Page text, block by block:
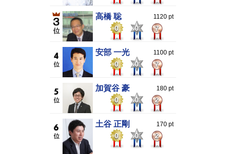
高橋 聡 1120 pt
0 0 7
安部 一光 1100 pt
0 0 7
加賀谷 豪 180 pt
0 0 2
土谷 正剛 170 pt
0 0 2